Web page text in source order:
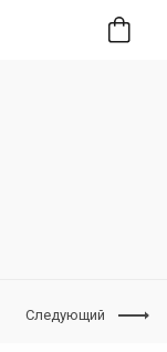
Следующий